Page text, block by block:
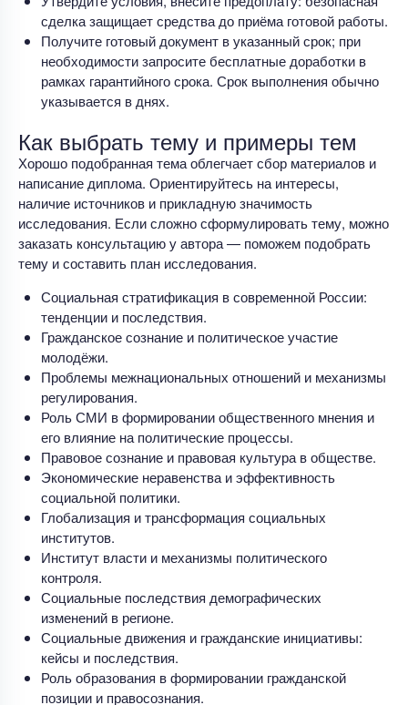
сделка защищает средства до приёма готовой работы.
Получите готовый документ в указанный срок; при
необходимости запросите бесплатные доработки в
рамках гарантийного срока. Срок выполнения обычно
указывается в днях.
Как выбрать тему и примеры тем
Хорошо подобранная тема облегчает сбор материалов и
написание диплома. Ориентируйтесь на интересы,
наличие источников и прикладную значимость
исследования. Если сложно сформулировать тему, можно
заказать консультацию у автора — поможем подобрать
тему и составить план исследования.
Социальная стратификация в современной России:
тенденции и последствия.
Гражданское сознание и политическое участие
молодёжи.
Проблемы межнациональных отношений и механизмы
регулирования.
Роль СМИ в формировании общественного мнения и
его влияние на политические процессы.
Правовое сознание и правовая культура в обществе.
Экономические неравенства и эффективность
социальной политики.
Глобализация и трансформация социальных
институтов.
Институт власти и механизмы политического
контроля.
Социальные последствия демографических
изменений в регионе.
Социальные движения и гражданские инициативы:
кейсы и последствия.
Роль образования в формировании гражданской
позиции и правосознания.